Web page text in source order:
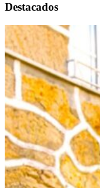
Destacados